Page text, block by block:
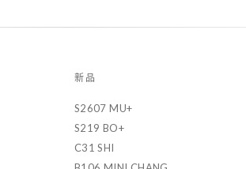
新品
S2607 MU+
S219 BO+
C31 SHI